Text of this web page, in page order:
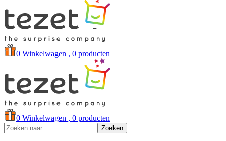
0 Winkelwagen , 0 producten
0 Winkelwagen , 0 producten
Zoeken